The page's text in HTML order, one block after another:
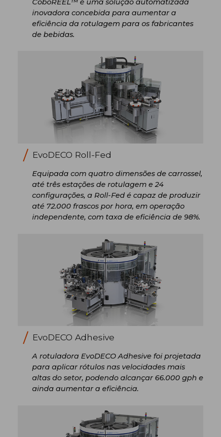
CoboREEL™ é uma solução automatizada
inovadora concebida para aumentar a
eficiência da rotulagem para os fabricantes
de bebidas.
EvoDECO Roll-Fed
Equipada com quatro dimensões de carrossel,
até três estações de rotulagem e 24
configurações, a Roll-Fed é capaz de produzir
até 72.000 frascos por hora, em operação
independente, com taxa de eficiência de 98%.
EvoDECO Adhesive
A rotuladora EvoDECO Adhesive foi projetada
para aplicar rótulos nas velocidades mais
altas do setor, podendo alcançar 66.000 gph e
ainda aumentar a eficiência.